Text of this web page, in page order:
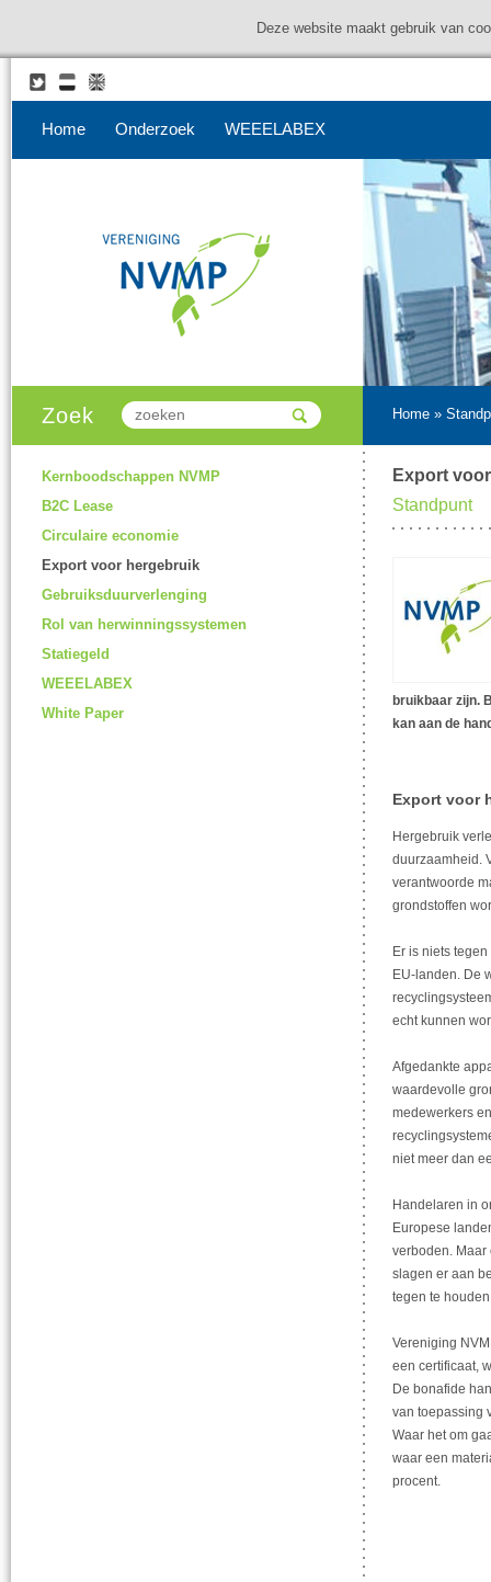
Deze website maakt gebruik van
Home Onderzoek WEEELABEX
Zoek Home»
Kernboodschappen NVMP
B2C Lease
Circulaire economie
Export voor hergebruik
Gebruiksduurverlenging
Rol van herwinningssystemen
Statiegeld
WEEELABEX
White Paper
Export
Standpunt
bruikbaar zijn.
kan aan de
Export voor
Hergebruik
duurzaamheid.
verantwoorde
grondstoffen
Er is niets
EU-landen. De
echt kunnen
Afgedankte
waardevolle
medewerkers
niet meer dan
Handelaren in
Europese
verboden. Maar
slagen er aan
tegen te
Vereniging
een certificaat,
De bonafide
van toepassing
Waar het om
waar een
procent.